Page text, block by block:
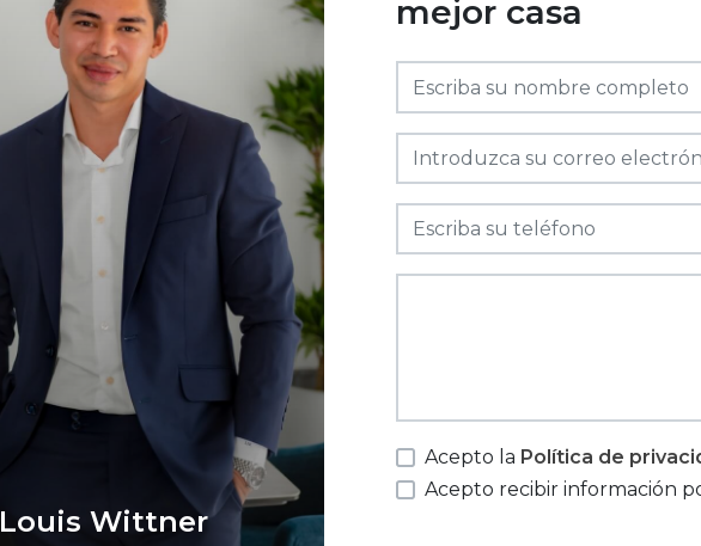
Louis Wittner
mejor casa
Acepto la Política de
Acepto recibir información